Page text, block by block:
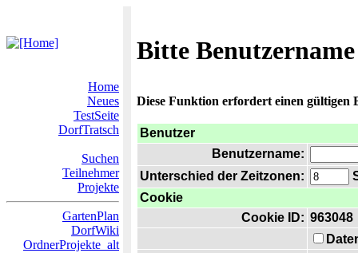
Bitte
Home
Neues
TestSeite
DorfTratsch
Suchen
Teilnehmer
Projekte
GartenPlan
DorfWiki
OrdnerProjekte_alt
Diese Funktion erfordert einen gültigen
Benutzer
Benutzername:
Unterschied der Zeitzonen:
Cookie
Cookie ID: 963048